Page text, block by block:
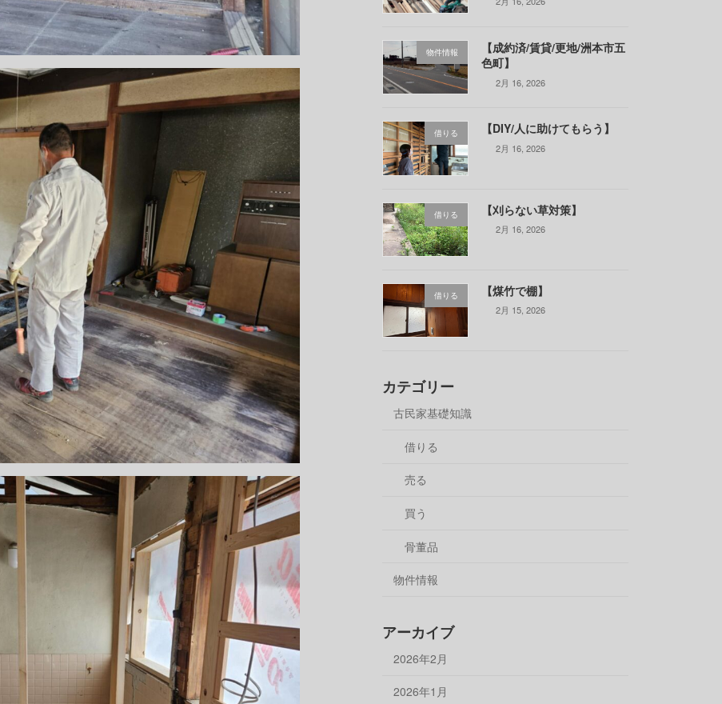
物件情報
【成約済/賃貸/更地/洲本市五
色町】
2月 16, 2026
借りる 【DIY/人に助けてもらう】
2月 16, 2026
借りる 【刈らない草対策】
2月 16, 2026
借りる 【煤竹で棚】
2月 15, 2026
カテゴリー
古民家基礎知識
借りる
売る
買う
骨董品
物件情報
アーカイブ
2026年2月
2026年1月